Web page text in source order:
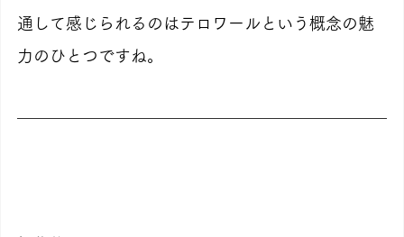
通して感じられるのはテロワールという概念の魅
力のひとつですね。